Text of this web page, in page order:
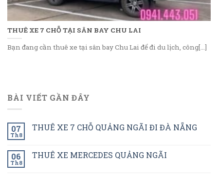
THUÊ XE 7 CHỖ TẠI SÂN BAY CHU LAI
Bạn đang cần thuê xe tại sân bay Chu Lai để đi du lịch, công[...]
BÀI VIẾT GẦN ĐÂY
07
Th8
THUÊ XE 7 CHỖ QUẢNG NGÃI ĐI ĐÀ NẴNG
06
Th8
THUÊ XE MERCEDES QUẢNG NGÃI